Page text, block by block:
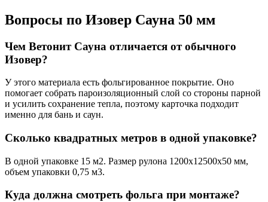
Вопросы по Изовер Сауна 50 мм
Чем Ветонит Сауна отличается от обычного
Изовер?
У этого материала есть фольгированное покрытие. Оно
помогает собрать пароизоляционный слой со стороны парной
и усилить сохранение тепла, поэтому карточка подходит
именно для бань и саун.
Сколько квадратных метров в одной упаковке?
В одной упаковке 15 м2. Размер рулона 1200x12500x50 мм,
объем упаковки 0,75 м3.
Куда должна смотреть фольга при монтаже?